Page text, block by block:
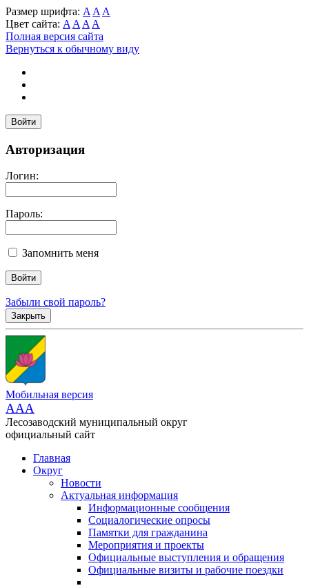
Размер шрифта: A A A
Цвет сайта: A A A A
Полная версия сайта
Вернуться к обычному виду
Войти
Авторизация
Логин:
Пароль:
Запомнить меня
Забыли свой пароль?
Закрыть
Мобильная версия
AAA
Лесозаводский муниципальный округ
официальный сайт
Главная
Округ
Новости
Актуальная информация
Информационные сообщения
Социалогические опросы
Памятки для гражданина
Мероприятия и проекты
Официальные выступления и обращения
Официальные визиты и рабочие поездки